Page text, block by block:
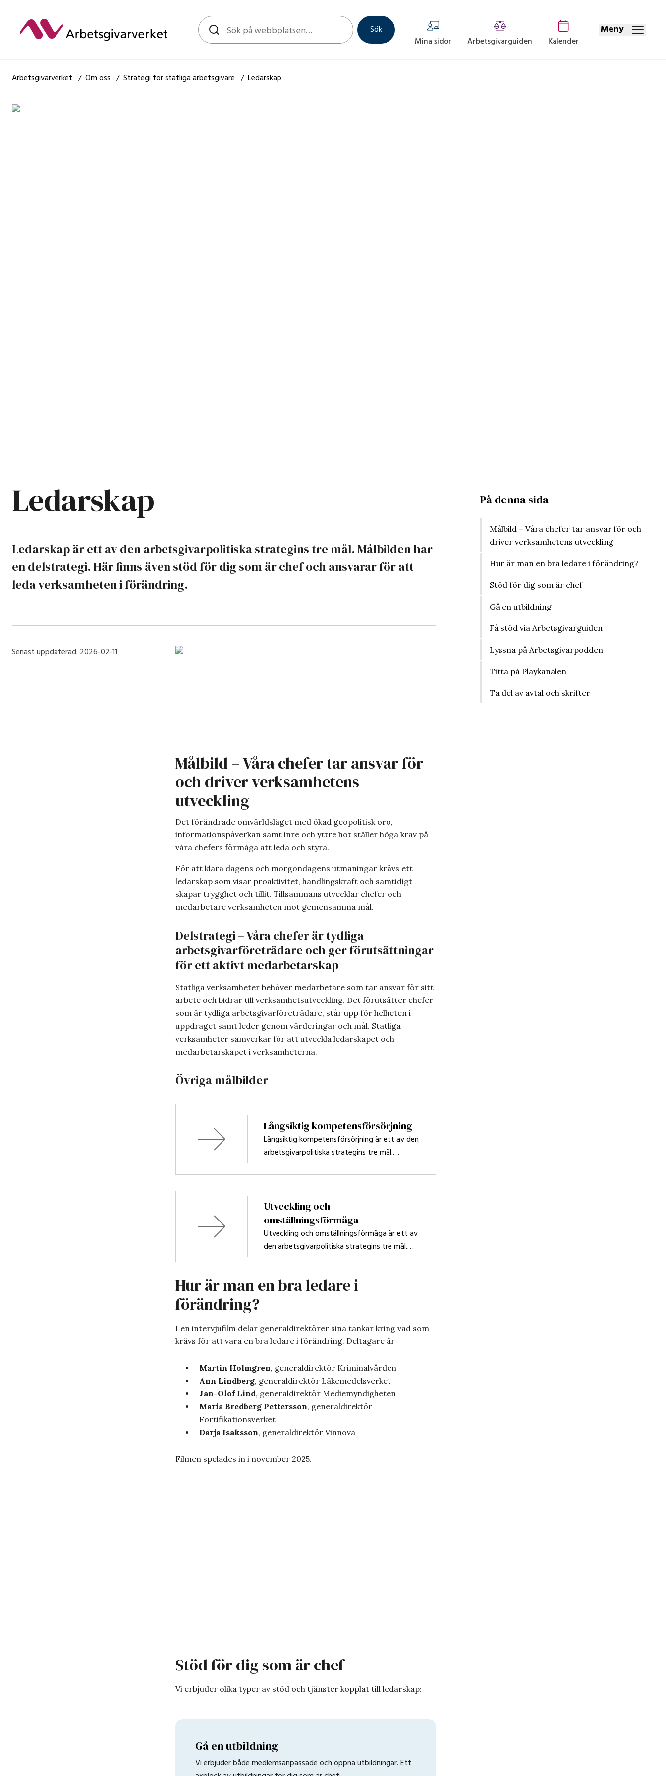
Globalt sök
Sök
Mina sidor
Arbetsgivarguiden Kalender
Meny
Arbetsgivarverket / Om oss / Strategi för statliga arbetsgivare / Ledarskap
Ledarskap
Ledarskap är ett av den arbetsgivarpolitiska strategins tre mål. Målbilden har
en delstrategi. Här finns även stöd för dig som är chef och ansvarar för att
leda verksamheten i förändring.
Senast uppdaterad: 2026-02-11
På denna sida
Målbild – Våra chefer tar ansvar för och
driver verksamhetens utveckling
Hur är man en bra ledare i förändring?
Stöd för dig som är chef
Gå en utbildning
Få stöd via Arbetsgivarguiden
Lyssna på Arbetsgivarpodden
Titta på Playkanalen
Ta del av avtal och skrifter
Målbild – Våra chefer tar ansvar för
och driver verksamhetens
utveckling
Det förändrade omvärldsläget med ökad geopolitisk oro,
informationspåverkan samt inre och yttre hot ställer höga krav på
våra chefers förmåga att leda och styra.
För att klara dagens och morgondagens utmaningar krävs ett
ledarskap som visar proaktivitet, handlingskraft och samtidigt
skapar trygghet och tillit. Tillsammans utvecklar chefer och
medarbetare verksamheten mot gemensamma mål.
Delstrategi – Våra chefer är tydliga
arbetsgivarföreträdare och ger förutsättningar
för ett aktivt medarbetarskap
Statliga verksamheter behöver medarbetare som tar ansvar för sitt
arbete och bidrar till verksamhetsutveckling. Det förutsätter chefer
som är tydliga arbetsgivarföreträdare, står upp för helheten i
uppdraget samt leder genom värderingar och mål. Statliga
verksamheter samverkar för att utveckla ledarskapet och
medarbetarskapet i verksamheterna.
Övriga målbilder
Långsiktig kompetensförsörjning
Långsiktig kompetensförsörjning är ett av den
arbetsgivarpolitiska strategins tre mål.
stöd för dig som arbetar med att attrahera,
utveckla och behålla rätt kompetens.
Utveckling och
omställningsförmåga
Utveckling och omställningsförmåga är ett av
den arbetsgivarpolitiska strategins tre mål.
Målbilden har två delstrategier. Här finns även
verksamhetens förmåga att möta förändrade
Hur är man en bra ledare i
förändring?
I en intervjufilm delar generaldirektörer sina tankar kring vad som
krävs för att vara en bra ledare i förändring. Deltagare är
Martin Holmgren, generaldirektör Kriminalvården
Ann Lindberg, generaldirektör Läkemedelsverket
Jan-Olof Lind, generaldirektör Mediemyndigheten
Maria Bredberg Pettersson, generaldirektör
Fortifikationsverket
Darja Isaksson, generaldirektör Vinnova
Filmen spelades in i november 2025.
Stöd för dig som är chef
Vi erbjuder olika typer av stöd och tjänster kopplat till ledarskap:
Gå en utbildning
Vi erbjuder både medlemsanpassade och öppna utbildningar. Ett